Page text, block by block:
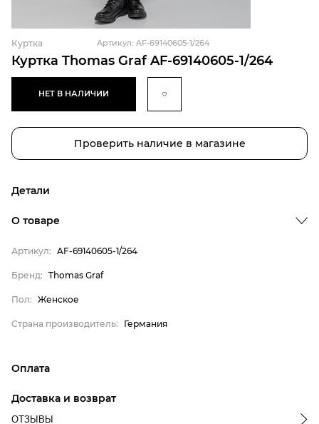
Куртка Thomas Graf AF-69140605-1/264
Куртка Артикул: AF-69140605-1/264
НЕТ В НАЛИЧИИ
Проверить наличие в магазине
Детали
Бренд
Пол
Германия
О товаре
Артикул: AF-69140605-1/264
Бренд: Thomas Graf
Пол: Женское
Страна производитель: Германия
Оплата
магазина
Доставка и возврат
ОТЗЫВЫ